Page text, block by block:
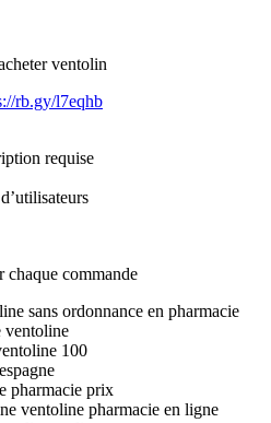
ventolin
rb.gy/l7eqhb
requise
chaque commande
sans ordonnance en pharmacie
ventoline
100
pharmacie prix
ventoline pharmacie en ligne